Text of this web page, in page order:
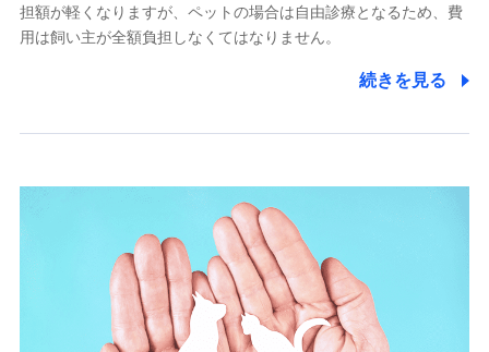
連する当社および提携会社のサービスを案内、提供するため
（なお、当社は複数の保険会社と取引があり、取得した個人
情報を取引のある他の保険会社の商品・サービスをご提案す
るために利用させていただくことがあります。）
上記に係る連絡・手続き・管理等付帯業務を行うため
上記に係る連絡・手続き・管理等付帯業務を行うため
4.家族・友達紹介にて取得した個人情報
被紹介者への連絡、及び当社と取引のあるもしくは委託を受
けている保険会社・提携会社の保険その他に関する情報を提
供し、金融商品等の契約を勧奨するため
アンケートやキャンペーン等の実施のため
担額が軽くなりますが、ペットの場合は自由診療となるため、費
用は飼い主が全額負担しなくてはなりません。
続きを見る